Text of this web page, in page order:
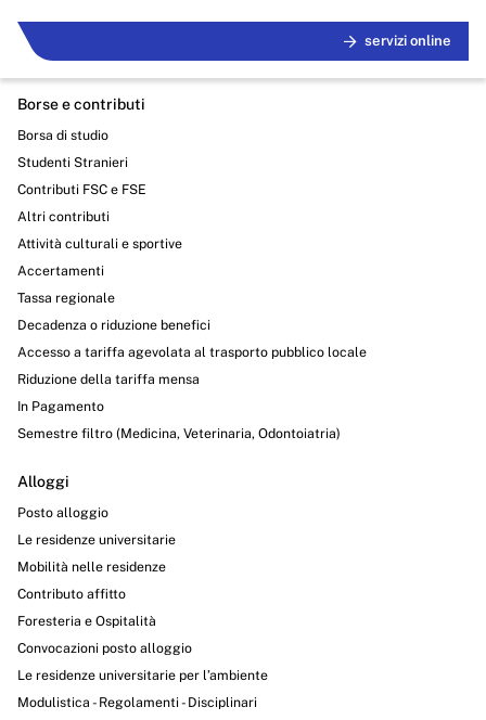
servizi online
Borse e contributi
Borsa di studio
Studenti Stranieri
Contributi FSC e FSE
Altri contributi
Attività culturali e sportive
Accertamenti
Tassa regionale
Decadenza o riduzione benefici
Accesso a tariffa agevolata al trasporto pubblico locale
Riduzione della tariffa mensa
In Pagamento
Semestre filtro (Medicina, Veterinaria, Odontoiatria)
Alloggi
Posto alloggio
Le residenze universitarie
Mobilità nelle residenze
Contributo affitto
Foresteria e Ospitalità
Convocazioni posto alloggio
Le residenze universitarie per l’ambiente
Modulistica - Regolamenti - Disciplinari